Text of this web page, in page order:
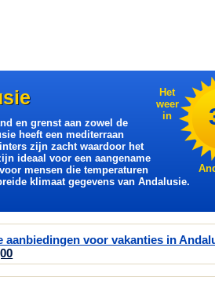
Het
weer
in
en grenst aan zowel de
heeft een mediterraan
zijn zacht waardoor het
ideaal voor een aangename
mensen die temperaturen
klimaat gegevens van Andalusie.
aanbiedingen voor vakanties in